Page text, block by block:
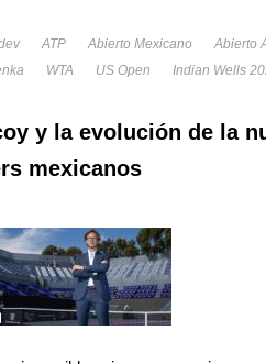
ATP Abierto Mexicano Abierto
WTA US Open Indian Wells
y la evolución de la
mexicanos